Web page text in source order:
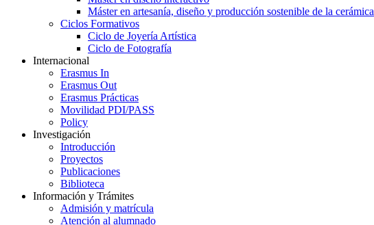
Máster en artesanía, diseño y producción sostenible de la cerámica
Ciclos Formativos
Ciclo de Joyería Artística
Ciclo de Fotografía
Internacional
Erasmus In
Erasmus Out
Erasmus Prácticas
Movilidad PDI/PASS
Policy
Investigación
Introducción
Proyectos
Publicaciones
Biblioteca
Información y Trámites
Admisión y matrícula
Atención al alumnado